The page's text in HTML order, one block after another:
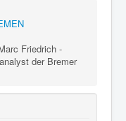
Friedrich -
der Bremer